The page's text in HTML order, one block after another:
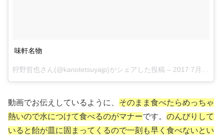
味軒名物
狩野哲也さん(@kanotetsuyajp)がシェアした投稿 – 2017 7月 28 7:56午前 PDT
動画でお伝えしているように、 そのまま食べたらめっちゃ
熱いので水につけて食べるのがマナーです。 のんびりして
いると飴が皿に固まってくるので一刻も早く食べないとい